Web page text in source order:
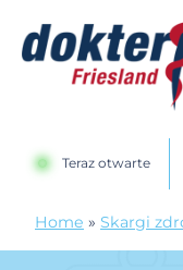
Teraz otwarte
Home » Skargi